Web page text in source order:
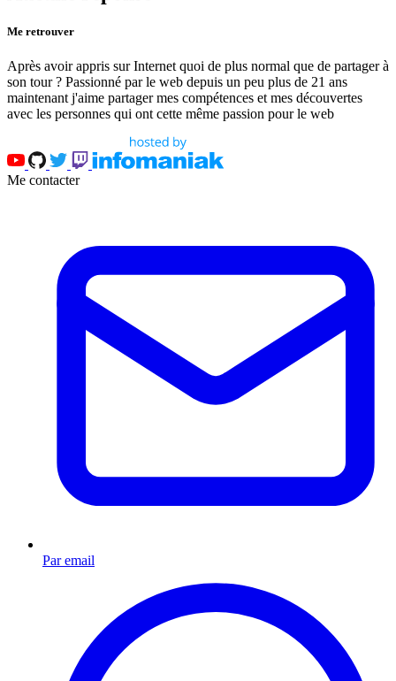
Me retrouver
Après avoir appris sur Internet quoi de plus normal que de partager à
son tour ? Passionné par le web depuis un peu plus de 21 ans
maintenant j'aime partager mes compétences et mes découvertes
avec les personnes qui ont cette même passion pour le web
Me contacter
Par email